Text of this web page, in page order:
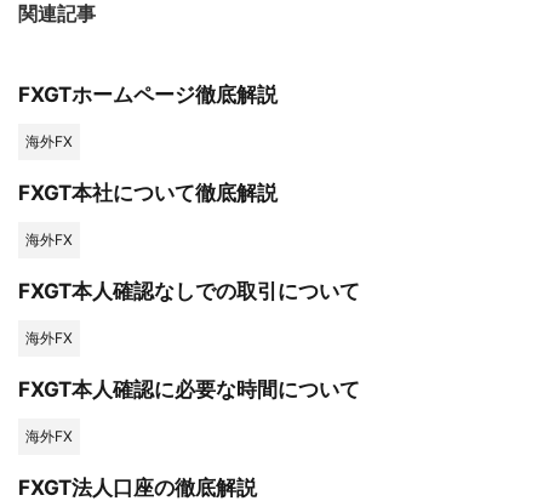
関連記事
FXGTホームページ徹底解説
海外FX
FXGT本社について徹底解説
海外FX
FXGT本人確認なしでの取引について
海外FX
FXGT本人確認に必要な時間について
海外FX
FXGT法人口座の徹底解説